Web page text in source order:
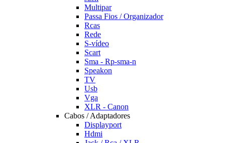
Multipar
Passa Fios / Organizador
Rcas
Rede
S-vídeo
Scart
Sma - Rp-sma-n
Speakon
TV
Usb
Vga
XLR - Canon
Cabos / Adaptadores
Displayport
Hdmi